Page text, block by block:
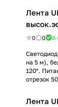
Лента
0 0 В
на 5 м),
120°.
отрезок
Лента